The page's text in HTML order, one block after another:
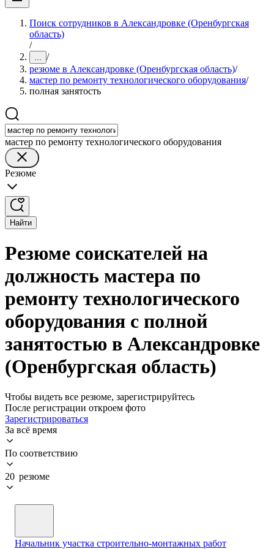
Поиск сотрудников в Александровке (Оренбургская
область)
/
... /
резюме в Александровке (Оренбургская область)/
мастер по ремонту технологического оборудования/
полная занятость
мастер по ремонту технологического оборудования
Резюме
Найти
Резюме соискателей на
должность мастера по
ремонту технологического
оборудования с полной
занятостью в Александровке
(Оренбургская область)
Чтобы видеть все резюме, зарегистрируйтесь
После регистрации откроем фото
Зарегистрироваться
За всё время
По соответствию
20 резюме
Начальник участка строительно-монтажных работ